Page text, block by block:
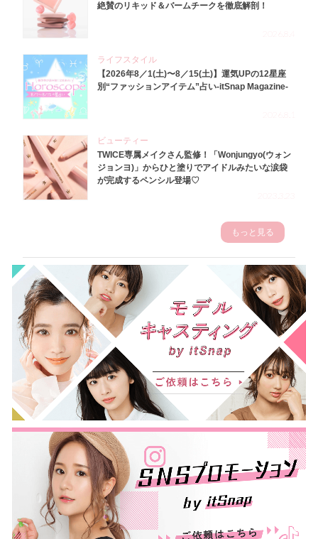
絶賛のリキッド＆バームチークを徹底解剖！
ライフスタイル
【2026年8／1(土)〜8／15(土)】運気UPの12星座
別“ファッションアイテム”占い-itSnap Magazine-
ビューティー
TWICE専属メイクさん監修！「Wonjungyo(ウォン
ジョンヨ)」からひと塗りでアイドルみたいな涙袋
が完成するペンシル登場♡
もっと見る